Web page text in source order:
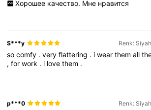
Хорошее качество. Мне нравится
S***y Renk:
socomfy .veryflattering . iwearthemall
,forwork . i lovethem .
p***0 Renk: